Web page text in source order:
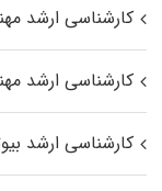
کارشناسی ارشد
کارشناسی ارشد
کارشناسی ارشد